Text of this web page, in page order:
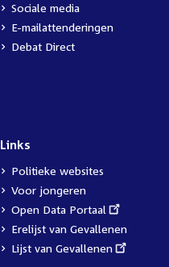
Sociale media
E-mailattenderingen
Debat Direct
Links
Politieke websites
Voor jongeren
External
link:
Open Data Portaal
Erelijst van Gevallenen
External
Lijst van Gevallenen